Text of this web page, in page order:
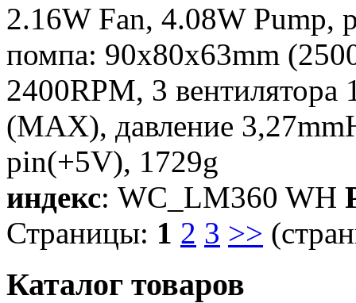
2.16W Fan, 4.08W Pump,
помпа: 90х80х63mm
2400RPM, 3
(MAX), давление
pin(+5V), 1729g
индекс: WC_LM360 WH
Страницы: 1 2 3 >>
Каталог товаров